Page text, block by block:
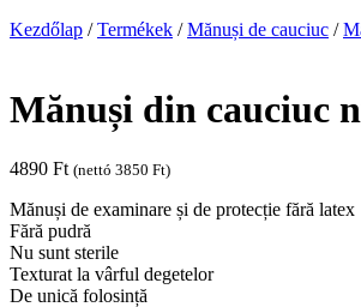
Kezdőlap /Termékek /Mănuși de cauciuc /
Mănuși din cauciuc
4890 Ft (nettó 3850 Ft)
Mănuși de examinare și de protecție fără latex
Fără pudră
Nu sunt sterile
Texturat la vârful degetelor
De unică folosință